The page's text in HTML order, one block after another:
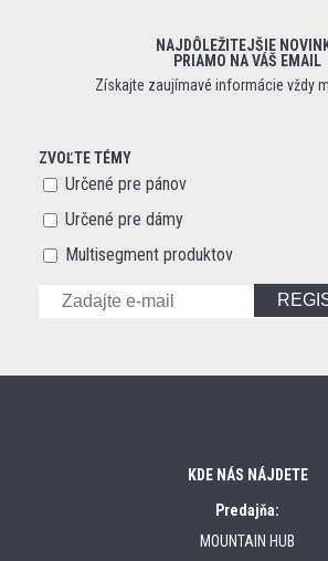
NAJDÔLEŽITEJŠIE
PRIAMO NA VÁŠ EMAIL
Získajte zaujímavé informácie vždy
ZVOĽTE TÉMY
Určené pre pánov
Určené pre dámy
Multisegment produktov
KDE NÁS NÁJDETE
Predajňa:
MOUNTAIN HUB